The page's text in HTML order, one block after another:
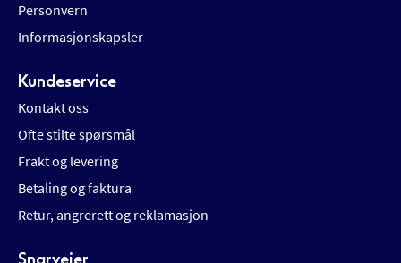
Personvern
Informasjonskapsler
Kundeservice
Kontakt oss
Ofte stilte spørsmål
Frakt og levering
Betaling og faktura
Retur, angrerett og reklamasjon